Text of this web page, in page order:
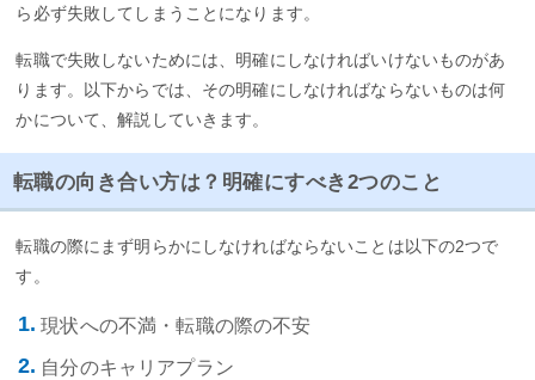
ら必ず失敗してしまうことになります。
転職で失敗しないためには、明確にしなければいけないものがあ
ります。以下からでは、その明確にしなければならないものは何
かについて、解説していきます。
転職の向き合い方は？明確にすべき2つのこと
転職の際にまず明らかにしなければならないことは以下の2つで
す。
現状への不満・転職の際の不安
自分のキャリアプラン